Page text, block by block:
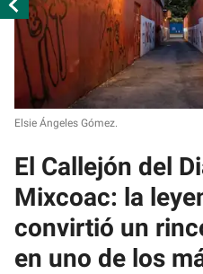
Elsie Ángeles Gómez.
El Callejón del
Mixcoac: la
convirtió un
en uno de los